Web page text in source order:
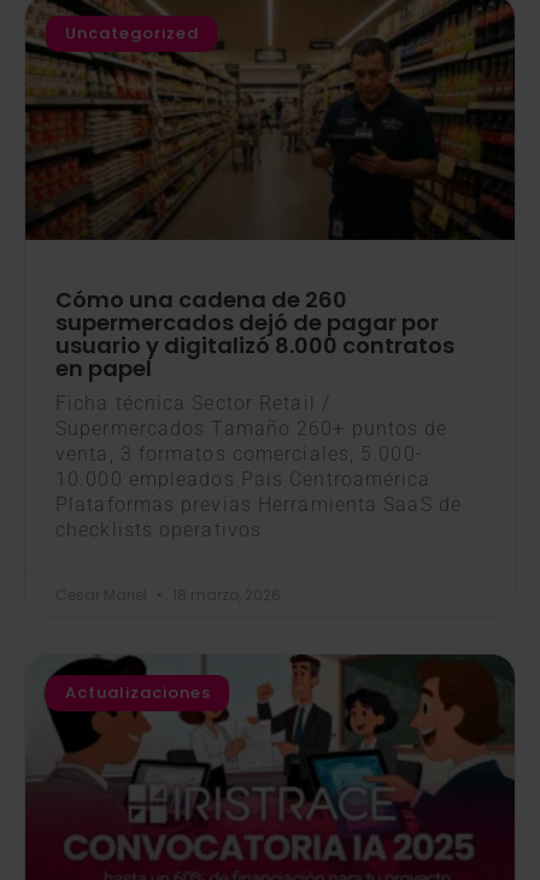
Uncategorized
Cómo una cadena de 260
supermercados dejó de pagar por
usuario y digitalizó 8.000 contratos
en papel
Ficha técnica Sector Retail /
Supermercados Tamaño 260+ puntos de
venta, 3 formatos comerciales, 5.000-
10.000 empleados País Centroamérica
Plataformas previas Herramienta SaaS de
checklists operativos
Actualizaciones